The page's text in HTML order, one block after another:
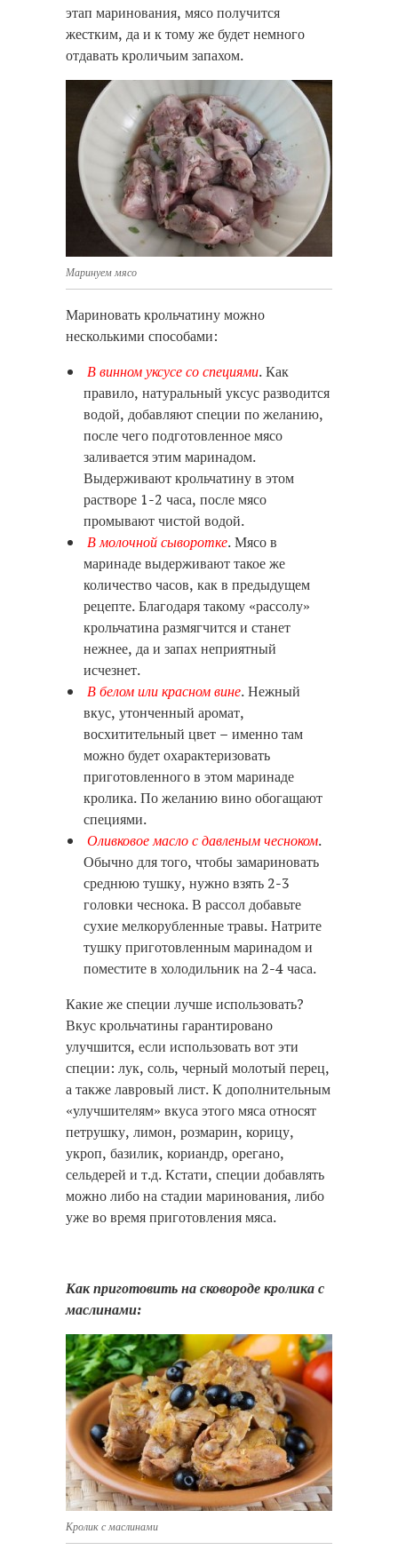
этап маринования, мясо получится
жестким, да и к тому же будет немного
отдавать кроличьим запахом.
Маринуем мясо
Мариновать крольчатину можно
несколькими способами:
В винном уксусе со специями. Как
правило, натуральный уксус разводится
водой, добавляют специи по желанию,
после чего подготовленное мясо
заливается этим маринадом.
Выдерживают крольчатину в этом
растворе 1-2 часа, после мясо
промывают чистой водой.
В молочной сыворотке. Мясо в
маринаде выдерживают такое же
количество часов, как в предыдущем
рецепте. Благодаря такому «рассолу»
крольчатина размягчится и станет
нежнее, да и запах неприятный
исчезнет.
В белом или красном вине. Нежный
вкус, утонченный аромат,
восхитительный цвет – именно там
можно будет охарактеризовать
приготовленного в этом маринаде
кролика. По желанию вино обогащают
специями.
Оливковое масло с давленым чесноком.
Обычно для того, чтобы замариновать
среднюю тушку, нужно взять 2-3
головки чеснока. В рассол добавьте
сухие мелкорубленные травы. Натрите
тушку приготовленным маринадом и
поместите в холодильник на 2-4 часа.
Какие же специи лучше использовать?
Вкус крольчатины гарантировано
улучшится, если использовать вот эти
специи: лук, соль, черный молотый перец,
а также лавровый лист. К дополнительным
«улучшителям» вкуса этого мяса относят
петрушку, лимон, розмарин, корицу,
укроп, базилик, кориандр, орегано,
сельдерей и т.д. Кстати, специи добавлять
можно либо на стадии маринования, либо
уже во время приготовления мяса.
Как приготовить на сковороде кролика с
маслинами:
Кролик с маслинами